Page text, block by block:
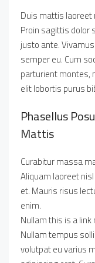
Duis mattis laoreet
Proin sagittis dolor
justo ante.
semper eu. Cum
parturient montes,
elit lobortis purus
Phasellus
Mattis
Curabitur massa
Aliquam laoreet
et. Mauris risus
enim.
Nullam this is a
Nullam tempus
volutpat eu varius